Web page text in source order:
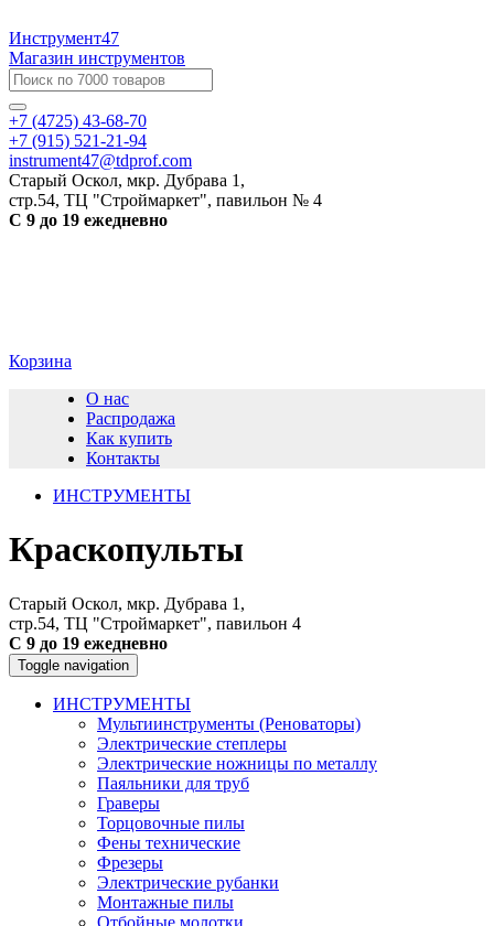
Инструмент47
Магазин инструментов
+7 (4725) 43-68-70
+7 (915) 521-21-94
instrument47@tdprof.com
Старый Оскол, мкр. Дубрава 1,
стр.54, ТЦ "Строймаркет", павильон № 4
С 9 до 19 ежедневно
Корзина
О нас
Распродажа
Как купить
Контакты
ИНСТРУМЕНТЫ
Краскопульты
Старый Оскол, мкр. Дубрава 1,
стр.54, ТЦ "Строймаркет", павильон 4
С 9 до 19 ежедневно
Toggle navigation
ИНСТРУМЕНТЫ
Мультиинструменты (Реноваторы)
Электрические степлеры
Электрические ножницы по металлу
Паяльники для труб
Граверы
Торцовочные пилы
Фены технические
Фрезеры
Электрические рубанки
Монтажные пилы
Отбойные молотки